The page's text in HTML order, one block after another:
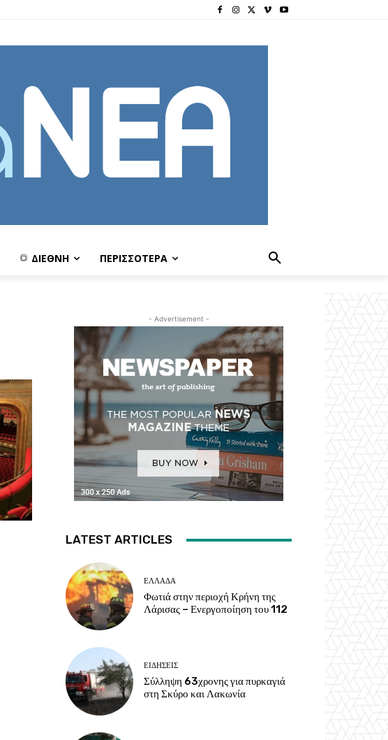
ΔΙΕΘΝΗ ΠΕΡΙΣΣΟΤΕΡΑ
- Advertisement -
LATEST ARTICLES
ΕΛΛΑΔΑ
Φωτιά στην περιοχή Κρήνη της
Λάρισας – Ενεργοποίηση του 112
ΕΙΔΗΣΕΙΣ
Σύλληψη 63χρονης για πυρκαγιά
στη Σκύρο και Λακωνία